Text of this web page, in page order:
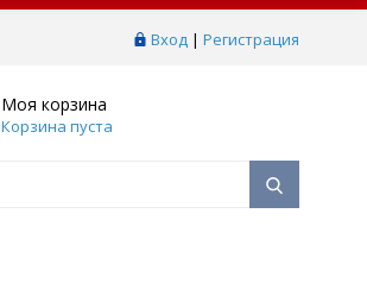
Вход | Регистрация
Моя корзина
Корзина пуста